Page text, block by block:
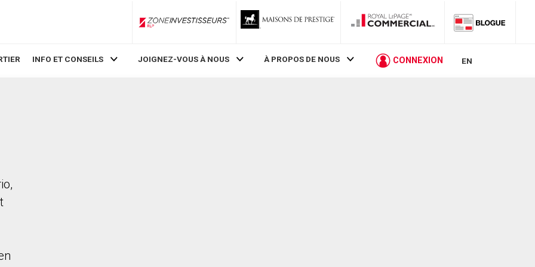
ZoneInvestisseurs RLP
INFO ET CONSEILS JOIGNEZ-VOUS À NOUS À PROPOS DE NOUS CONNEXION EN